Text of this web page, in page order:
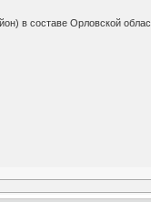
в составе Орловской